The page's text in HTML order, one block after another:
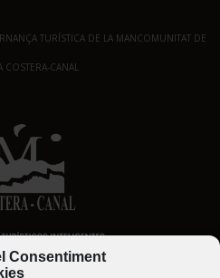
Consentiment
TURÍSTICA DE LA MANCOMUNITAT DE
COSTERA-CANAL